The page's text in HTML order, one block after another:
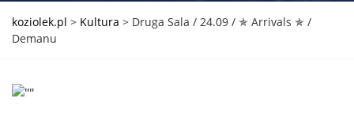
koziolek.pl > Kultura > Druga Sala / 24.09 / ✯ Arrivals ✯ /
Demanu